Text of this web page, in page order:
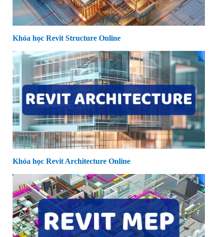
Khóa học Revit Structure Online
Khóa học Revit Architecture Online